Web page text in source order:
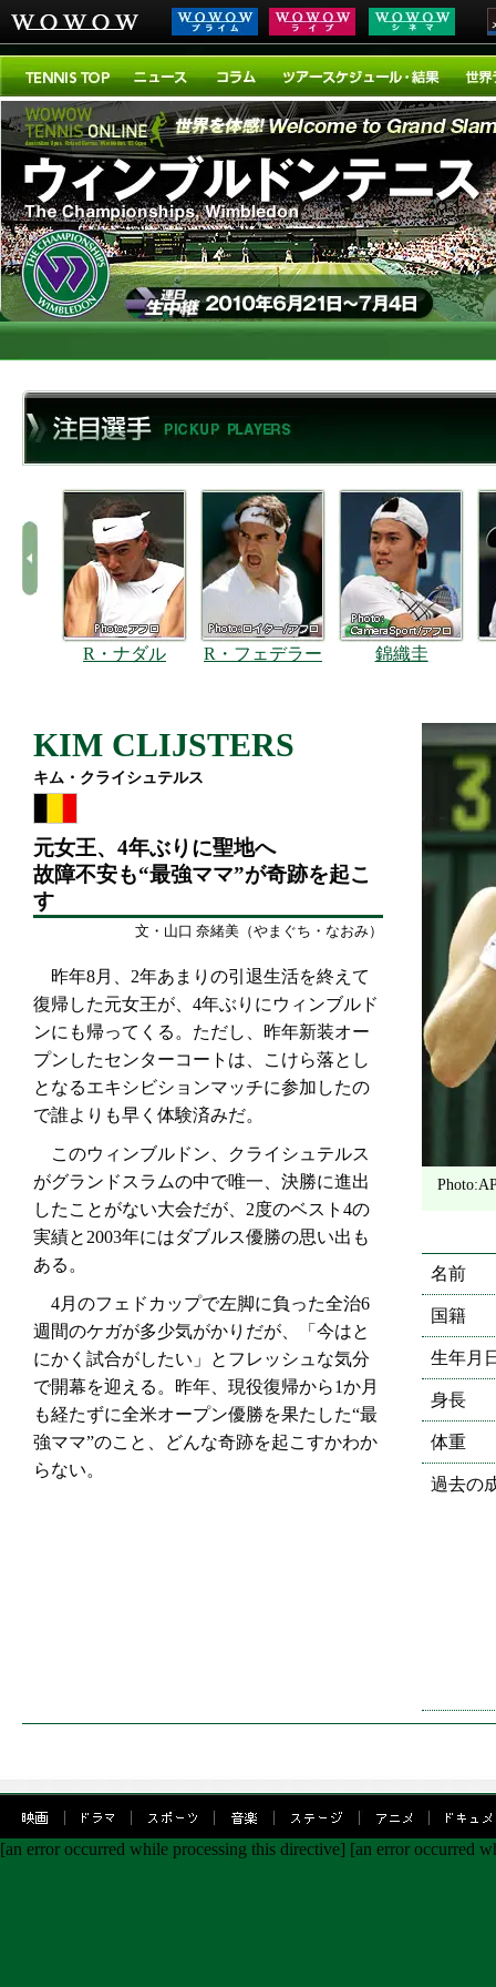
R・ナダル R・フェデラー 錦織圭
KIM CLIJSTERS
キム・クライシュテルス
元女王、4年ぶりに聖地へ
故障不安も“最強ママ”が奇跡を起こ
す
文・山口 奈緒美（やまぐち・なおみ）
昨年8月、2年あまりの引退生活を終えて
復帰した元女王が、4年ぶりにウィンブルド
ンにも帰ってくる。ただし、昨年新装オー
プンしたセンターコートは、こけら落とし
となるエキシビションマッチに参加したの
で誰よりも早く体験済みだ。
このウィンブルドン、クライシュテルス
がグランドスラムの中で唯一、決勝に進出
したことがない大会だが、2度のベスト4の
実績と2003年にはダブルス優勝の思い出も
ある。
4月のフェドカップで左脚に負った全治6
週間のケガが多少気がかりだが、「今はと
にかく試合がしたい」とフレッシュな気分
で開幕を迎える。昨年、現役復帰から1か月
も経たずに全米オープン優勝を果たした“最
強ママ”のこと、どんな奇跡を起こすかわか
らない。
名前
国籍
生年月
身長
体重
過去の
[an error occurred while processing this directive] [an error occurred